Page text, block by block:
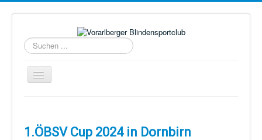
Suchen
...
Navigation
an/aus
Über uns
1.ÖBSV Cup 2024 in Dornbirn